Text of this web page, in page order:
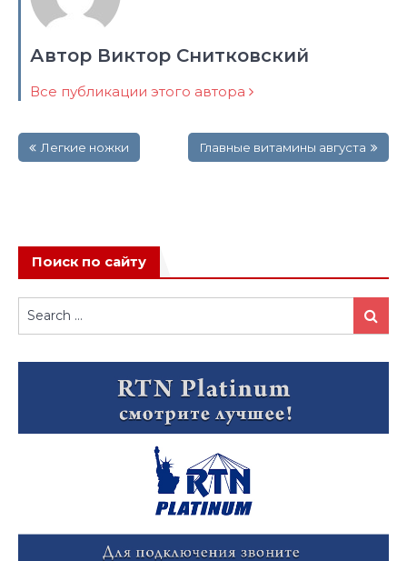
Автор Виктор Снитковский
Все публикации этого автора
поЛегкие ножки Главные витамины августа
Поиск по сайту
for:
Search